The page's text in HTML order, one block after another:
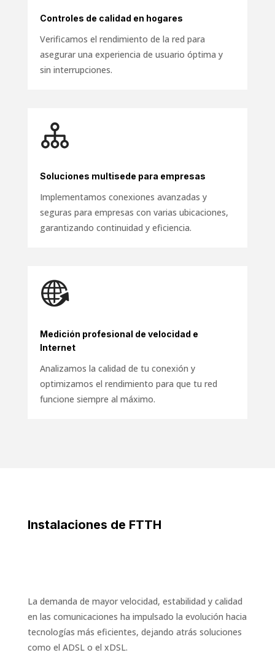
Controles de calidad en hogares
Verificamos el rendimiento de la red para
asegurar una experiencia de usuario óptima y
sin interrupciones.
Soluciones multisede para empresas
Implementamos conexiones avanzadas y
seguras para empresas con varias ubicaciones,
garantizando continuidad y eficiencia.
Medición profesional de velocidad e
Internet
Analizamos la calidad de tu conexión y
optimizamos el rendimiento para que tu red
funcione siempre al máximo.
Instalaciones de FTTH
La demanda de mayor velocidad, estabilidad y calidad
en las comunicaciones ha impulsado la evolución hacia
tecnologías más eficientes, dejando atrás soluciones
como el ADSL o el xDSL.